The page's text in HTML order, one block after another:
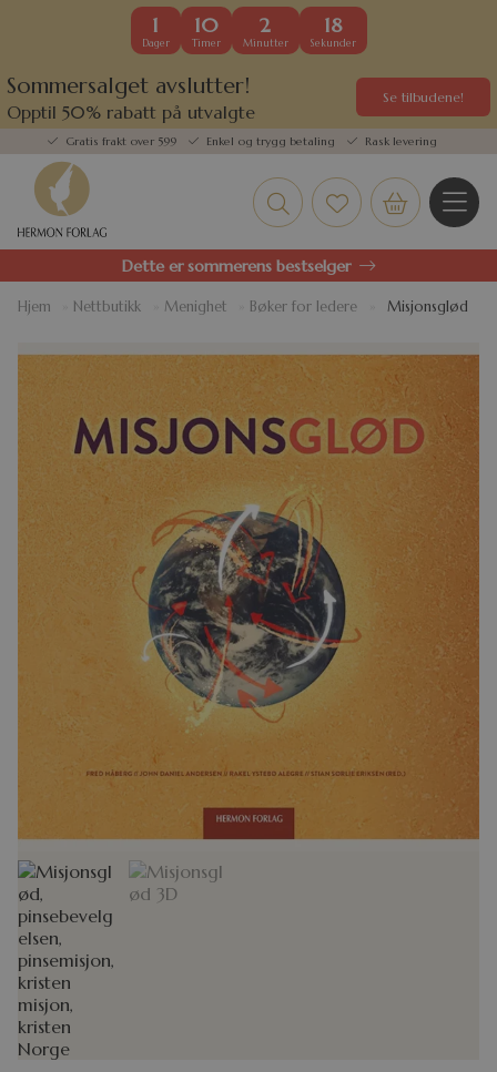
1
Dager
10
Timer
2
Minutter
18
Sekunder
Sommersalget avslutter!
Opptil 50% rabatt på utvalgte
kundefavoritter
Se tilbudene!
Gratis frakt over 599 Enkel og trygg betaling Rask levering
Dette er sommerens bestselger
Hjem Nettbutikk Menighet Bøker for ledere Misjonsglød